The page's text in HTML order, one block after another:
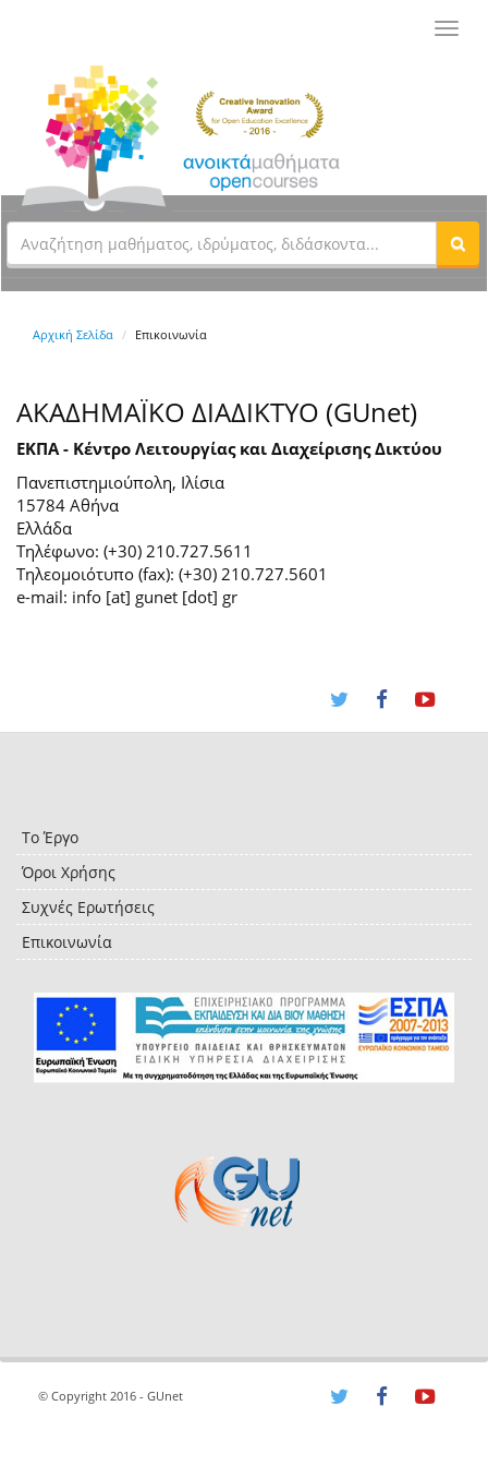
Αρχική Σελίδα Επικοινωνία
ΑΚΑΔΗΜΑΪΚΟ ΔΙΑΔΙΚΤΥΟ (GUnet)
ΕΚΠΑ - Κέντρο Λειτουργίας και Διαχείρισης Δικτύου
Πανεπιστημιούπολη, Ιλίσια
15784 Αθήνα
Ελλάδα
Τηλέφωνο: (+30) 210.727.5611
Τηλεομοιότυπο (fax): (+30) 210.727.5601
e-mail: info [at] gunet [dot] gr
Το Έργο
Όροι Χρήσης
Συχνές Ερωτήσεις
Επικοινωνία
© Copyright 2016 - GUnet